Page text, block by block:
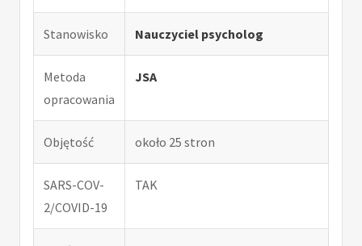
Stanowisko Nauczyciel psycholog
Metoda
opracowania
JSA
Objętość około 25 stron
SARS-COV-
2/COVID-19
TAK